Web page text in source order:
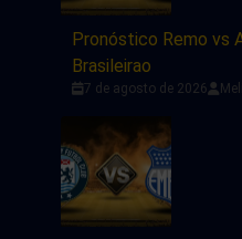
Pronóstico Remo vs
Brasileirao
7 de agosto de 2026